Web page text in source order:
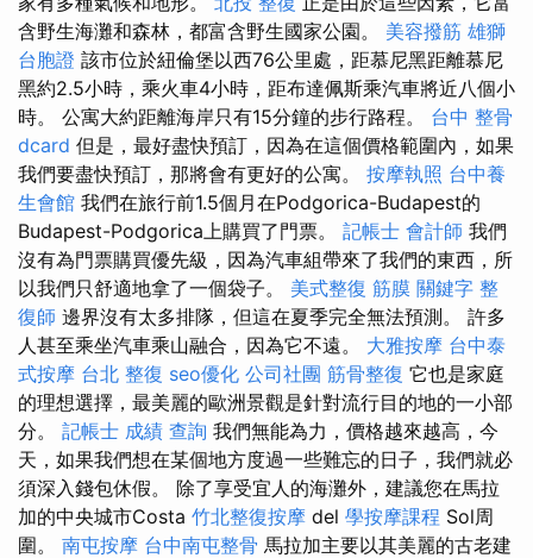
含野生海灘和森林，都富含野生國家公園。 美容撥筋 雄獅
台胞證 該市位於紐倫堡以西76公里處，距慕尼黑距離慕尼
黑約2.5小時，乘火車4小時，距布達佩斯乘汽車將近八個小
時。 公寓大約距離海岸只有15分鐘的步行路程。 台中 整骨
dcard 但是，最好盡快預訂，因為在這個價格範圍內，如果
我們要盡快預訂，那將會有更好的公寓。 按摩執照 台中養
生會館 我們在旅行前1.5個月在Podgorica-Budapest的
Budapest-Podgorica上購買了門票。 記帳士 會計師 我們
沒有為門票購買優先級，因為汽車組帶來了我們的東西，所
以我們只舒適地拿了一個袋子。 美式整復 筋膜 關鍵字 整
復師 邊界沒有太多排隊，但這在夏季完全無法預測。 許多
人甚至乘坐汽車乘山融合，因為它不遠。 大雅按摩 台中泰
式按摩 台北 整復 seo優化 公司社團 筋骨整復 它也是家庭
的理想選擇，最美麗的歐洲景觀是針對流行目的地的一小部
分。 記帳士 成績 查詢 我們無能為力，價格越來越高，今
天，如果我們想在某個地方度過一些難忘的日子，我們就必
須深入錢包休假。 除了享受宜人的海灘外，建議您在馬拉
加的中央城市Costa 竹北整復按摩 del 學按摩課程 Sol周
圍。 南屯按摩 台中南屯整骨 馬拉加主要以其美麗的古老建